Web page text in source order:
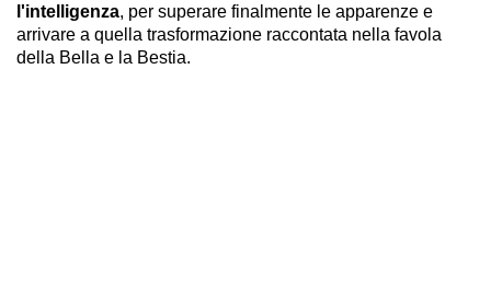
l'intelligenza, per superare finalmente le apparenze e
arrivare a quella trasformazione raccontata nella favola
della Bella e la Bestia.